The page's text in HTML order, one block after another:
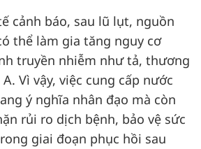
cảnh báo, sau lũ lụt, nguồn
thể làm gia tăng nguy cơ
truyền nhiễm như tả, thương
Vì vậy, việc cung cấp nước
ý nghĩa nhân đạo mà còn
rủi ro dịch bệnh, bảo vệ sức
giai đoạn phục hồi sau